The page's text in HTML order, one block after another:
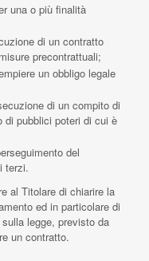
una o più finalità
di un contratto
precontrattuali;
un obbligo legale
di un compito di
di pubblici poteri di cui è
del
terzi.
al Titolare di chiarire la
ed in particolare di
legge, previsto da
un contratto.